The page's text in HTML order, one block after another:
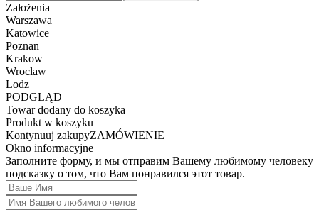
Założenia
Warszawa
Katowice
Poznan
Krakow
Wroclaw
Lodz
PODGLĄD
Towar dodany do koszyka
Produkt w koszyku
Kontynuuj zakupyZAMÓWIENIE
Okno informacyjne
Заполните форму, и мы отправим Вашему любимому человеку
подсказку о том, что Вам понравился этот товар.